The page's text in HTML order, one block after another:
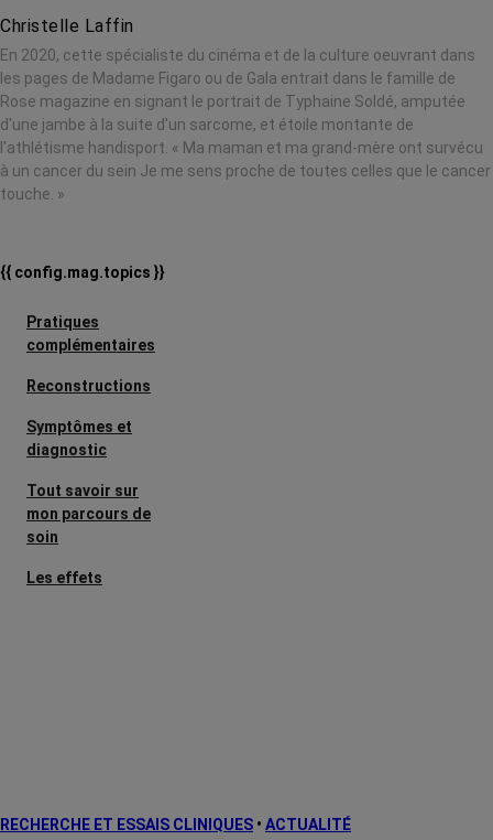
Christelle Laffin
En 2020, cette spécialiste du cinéma et de la culture oeuvrant dans
les pages de Madame Figaro ou de Gala entrait dans le famille de
Rose magazine en signant le portrait de Typhaine Soldé, amputée
d'une jambe à la suite d'un sarcome, et étoile montante de
l'athlétisme handisport. « Ma maman et ma grand-mère ont survécu
à un cancer du sein Je me sens proche de toutes celles que le cancer
touche. »
{{ config.mag.topics }}
Pratiques
complémentaires
Reconstructions
Symptômes et
diagnostic
Tout savoir sur
mon parcours de
soin
Les effets
Traitements
RECHERCHE ET ESSAIS CLINIQUES • ACTUALITÉ